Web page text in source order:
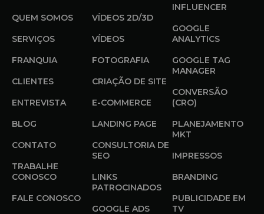
QUEM SOMOS
SERVIÇOS
FRANQUIA
CLIENTES
ENTREVISTA
BLOG
CONTATO
TRABALHE
CONOSCO
FALE CONOSCO
VÍDEOS 2D/3D
VÍDEOS
FOTOGRAFIA
CRIAÇÃO DE SITE
E-COMMERCE
LANDING PAGE
CONSULTORIA DE
SEO
LINKS
PATROCINADOS
GOOGLE ADS
INFLUENCER
GOOGLE
ANALYTICS
GOOGLE TAG
MANAGER
CONVERSÃO
(CRO)
PLANEJAMENTO
MKT
IMPRESSOS
BRANDING
PUBLICIDADE EM
TV